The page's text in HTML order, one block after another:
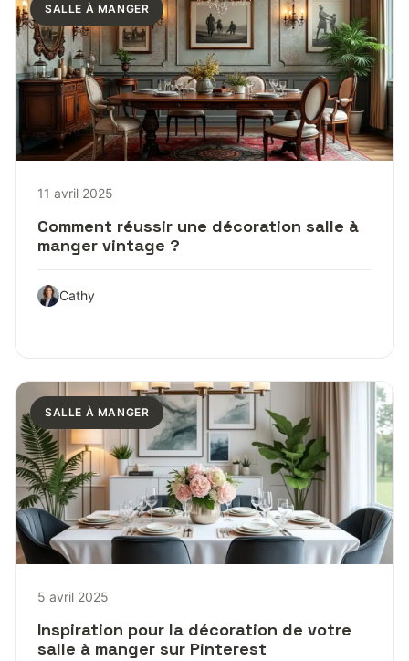
SALLE À MANGER
11 avril 2025
Comment réussir une décoration salle à
manger vintage ?
Cathy
SALLE À MANGER
5 avril 2025
Inspiration pour la décoration de votre
salle à manger sur Pinterest